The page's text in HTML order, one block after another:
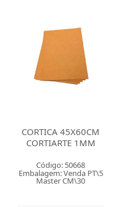
CORTICA 45X60CM
CORTIARTE 1MM
Código: 50668
Embalagem: Venda PT\5
Master CM\30